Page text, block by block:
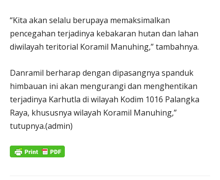
“Kita akan selalu berupaya memaksimalkan
pencegahan terjadinya kebakaran hutan dan lahan
diwilayah teritorial Koramil Manuhing,” tambahnya.
Danramil berharap dengan dipasangnya spanduk
himbauan ini akan mengurangi dan menghentikan
terjadinya Karhutla di wilayah Kodim 1016 Palangka
Raya, khususnya wilayah Koramil Manuhing,”
tutupnya.(admin)